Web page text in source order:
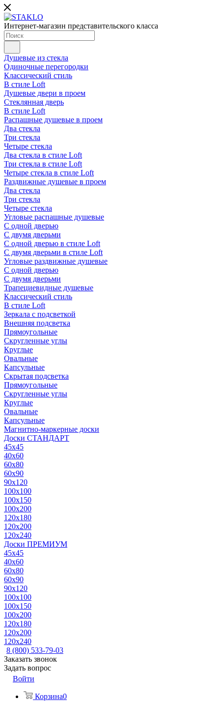
Интернет-магазин представительского класса
Душевые из стекла
Одиночные перегородки
Классический стиль
В стиле Loft
Душевые двери в проем
Стеклянная дверь
В стиле Loft
Распашные душевые в проем
Два стекла
Три стекла
Четыре стекла
Два стекла в стиле Loft
Три стекла в стиле Loft
Четыре стекла в стиле Loft
Раздвижные душевые в проем
Два стекла
Три стекла
Четыре стекла
Угловые распашные душевые
С одной дверью
С двумя дверьми
С одной дверью в стиле Loft
С двумя дверьми в стиле Loft
Угловые раздвижные душевые
С одной дверью
С двумя дверьми
Трапециевидные душевые
Классический стиль
В стиле Loft
Зеркала с подсветкой
Внешняя подсветка
Прямоугольные
Скругленные углы
Круглые
Овальные
Капсульные
Скрытая подсветка
Прямоугольные
Скругленные углы
Круглые
Овальные
Капсульные
Магнитно-маркерные доски
Доски СТАНДАРТ
45x45
40x60
60x80
60x90
90x120
100x100
100x150
100x200
120x180
120x200
120x240
Доски ПРЕМИУМ
45x45
40x60
60x80
60x90
90x120
100x100
100x150
100x200
120x180
120x200
120x240
8 (800) 533-79-03
Заказать звонок
Задать вопрос
Войти
Корзина0